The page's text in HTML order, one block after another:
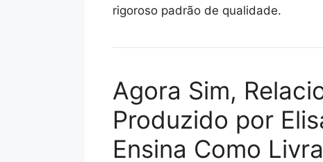
rigoroso padrão de qualidade.
Agora Sim,
Produzido por
Ensina Como